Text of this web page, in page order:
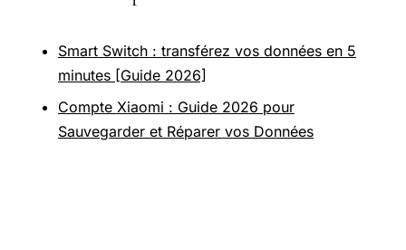
Smart Switch : transférez vos données en 5
minutes [Guide 2026]
Compte Xiaomi : Guide 2026 pour
Sauvegarder et Réparer vos Données